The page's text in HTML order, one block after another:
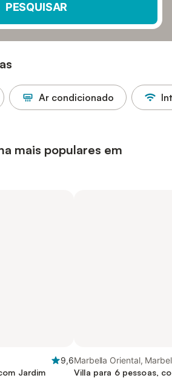
PESQUISAR
Ar condicionado
mais populares em
9,6
Jardim
Marbella Oriental,
Villa para 6 pessoas,